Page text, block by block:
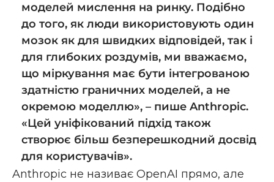
моделей мислення на ринку. Подібно
до того, як люди використовують один
мозок як для швидких відповідей, так і
для глибоких роздумів, ми вважаємо,
що міркування має бути інтегрованою
здатністю граничних моделей, а не
окремою моделлю», – пише Anthropic.
«Цей уніфікований підхід також
створює більш безперешкодний досвід
для користувачів».
Anthropic не називає OpenAI прямо, але